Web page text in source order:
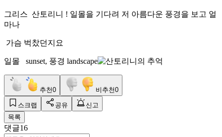
그리스 산토리니 ! 일몰을 기다려 저 아름다운 풍경을 보고 얼
마나
가슴 벅찼던지요
일몰 sunset, 풍경 landscape
추천0 비추천0
스크랩 공유
신고
목록
댓글16